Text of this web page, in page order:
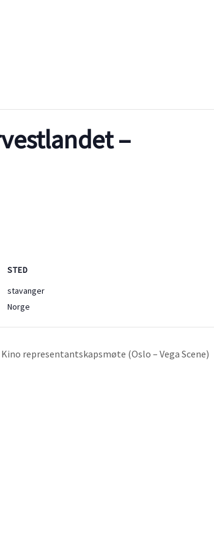
–
STED
stavanger
Norge
representantskapsmøte (Oslo – Vega Scene)